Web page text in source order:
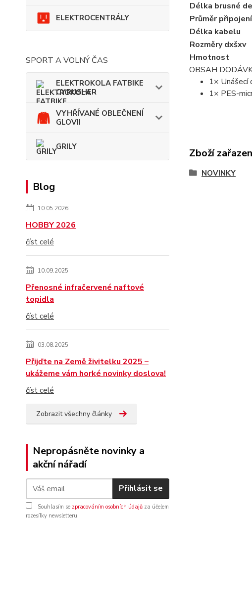
ELEKTROCENTRÁLY
SPORT A VOLNÝ ČAS
ELEKTROKOLA FATBIKE
CYRUSHER
VYHŘÍVANÉ OBLEČNENÍ
GLOVII
GRILY
Blog
10.05.2026
HOBBY 2026
číst celé
10.09.2025
Přenosné infračervené naftové
topidla
číst celé
03.08.2025
Přijďte na Země živitelku 2025 –
ukážeme vám horké novinky doslova!
číst celé
Zobrazit všechny články
Nepropásněte novinky a
akční nářadí
Přihlásit se
Souhlasím se zpracováním osobních údajů za účelem
rozesílky newsletteru.
Délka brusné
Průměr
Délka kabelu
Rozměry dxšxv
Hmotnost
OBSAH
1× Unášecí
1× PES-
Zboží
NOVINKY